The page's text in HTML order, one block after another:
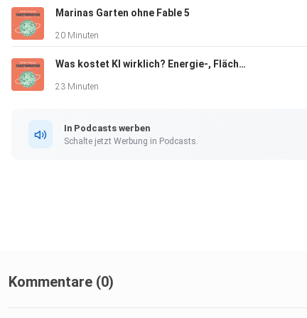
Marinas Garten ohne Fable 5
20 Minuten
Was kostet KI wirklich? Energie-, Flächen- und Wasserverbauch von Gigafactories
23 Minuten
In Podcasts werben
Schalte jetzt Werbung in Podcasts.
Kommentare (0)